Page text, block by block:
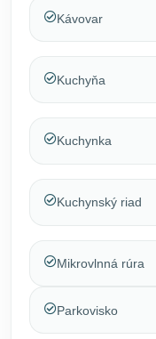
Kávovar
Kuchyňa
Kuchynka
Kuchynský riad
Mikrovlnná rúra
Parkovisko